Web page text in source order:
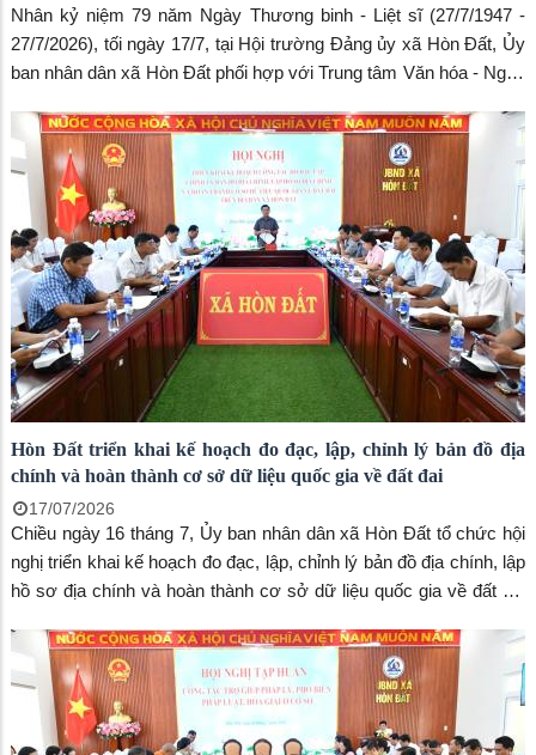
Nhân kỷ niệm 79 năm Ngày Thương binh - Liệt sĩ (27/7/1947 -
27/7/2026), tối ngày 17/7, tại Hội trường Đảng ủy xã Hòn Đất, Ủy
ban nhân dân xã Hòn Đất phối hợp với Trung tâm Văn hóa - Nghệ
"Đừng đốt", thu hút hơn 200 cán bộ, công chức, viên chức, đoàn
viên, hội viên và Nhân dân trên địa bàn đến xem.
Hòn Đất triển khai kế hoạch đo đạc, lập, chỉnh lý bản đồ địa
chính và hoàn thành cơ sở dữ liệu quốc gia về đất đai
17/07/2026
Chiều ngày 16 tháng 7, Ủy ban nhân dân xã Hòn Đất tổ chức hội
nghị triển khai kế hoạch đo đạc, lập, chỉnh lý bản đồ địa chính, lập
hồ sơ địa chính và hoàn thành cơ sở dữ liệu quốc gia về đất đai
Trưởng Ban Chỉ đạo chủ trì hội nghị. Tham dự có các thành viên
Ban Chỉ đạo và Tổ công tác thực hiện nhiệm vụ.